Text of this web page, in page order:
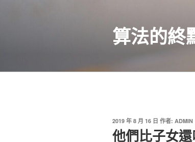
算法的終
發
佈
於
2019 年 8 月 16 日 作者: ADMIN
他們比子女